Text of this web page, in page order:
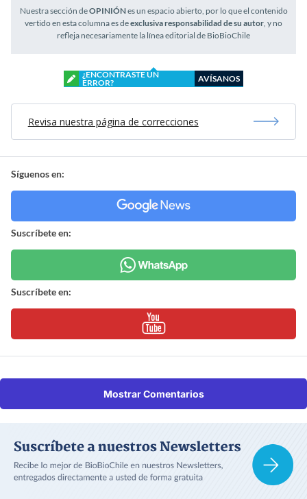
Nuestra sección deOPINIÓNes un espacio abierto, por lo que el contenido
vertido en esta columna es deexclusiva responsabilidad de su autor , y no
refleja necesariamente la línea editorial de BioBioChile
¿ENCONTRASTE UN
ERROR?
AVÍSANOS
Revisa nuestra página de correcciones
Síguenos en:
Suscríbete en:
Suscríbete en:
Mostrar Comentarios